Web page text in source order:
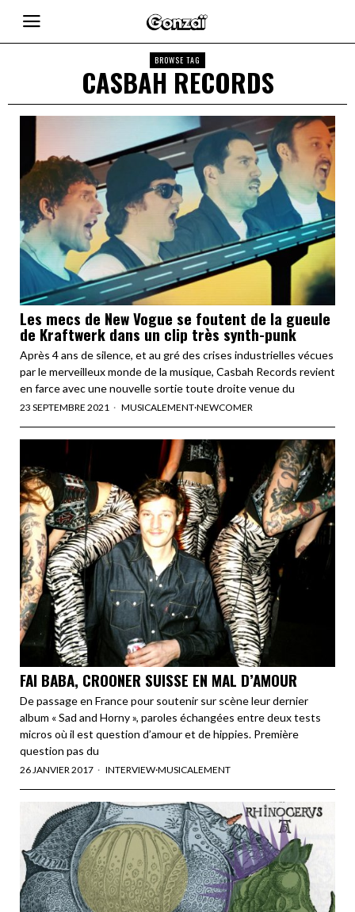
BROWSE TAG
CASBAH RECORDS
Les mecs de New Vogue se foutent de la gueule
de Kraftwerk dans un clip très synth-punk
Après 4 ans de silence, et au gré des crises industrielles vécues
par le merveilleux monde de la musique, Casbah Records revient
en farce avec une nouvelle sortie toute droite venue du
23 SEPTEMBRE 2021 MUSICALEMENT·NEWCOMER
FAI BABA, CROONER SUISSE EN MAL D’AMOUR
De passage en France pour soutenir sur scène leur dernier
album « Sad and Horny », paroles échangées entre deux tests
micros où il est question d’amour et de hippies. Première
question pas du
26 JANVIER 2017 INTERVIEW·MUSICALEMENT